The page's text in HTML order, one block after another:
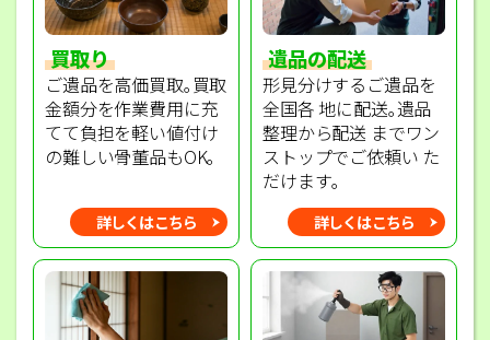
買取り
ご遺品を高価買取｡買取
金額分を作業費用に充
てて負担を軽い値付け
の難しい骨董品もOK｡
詳しくはこちら
遺品の配送
形見分けするご遺品を
全国各 地に配送｡遺品
整理から配送 までワン
ストップでご依頼い た
だけます｡
詳しくはこちら